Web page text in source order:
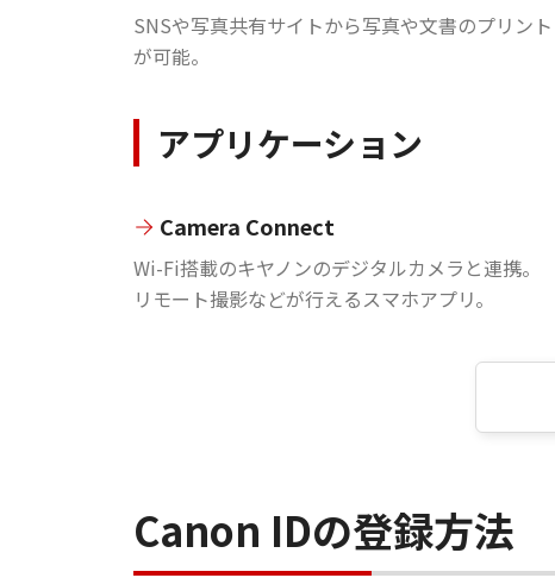
SNSや写真共有サイトから写真や文書のプリント
が可能。
アプリケーション
Camera Connect
Wi-Fi搭載のキヤノンのデジタルカメラと連携。
リモート撮影などが行えるスマホアプリ。
Canon IDの登録方法